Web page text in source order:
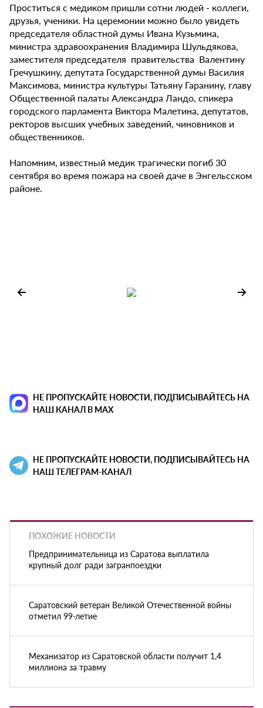
Проститься с медиком пришли сотни людей - коллеги,
друзья, ученики. На церемонии можно было увидеть
председателя областной думы Ивана Кузьмина,
министра здравоохранения Владимира Шульдякова,
заместителя председателя правительства Валентину
Гречушкину, депутата Государственной думы Василия
Максимова, министра культуры Татьяну Гаранину, главу
Общественной палаты Александра Ландо, спикера
городского парламента Виктора Малетина, депутатов,
ректоров высших учебных заведений, чиновников и
общественников.
Напомним, известный медик трагически погиб 30
сентября во время пожара на своей даче в Энгельсском
районе.
НЕ ПРОПУСКАЙТЕ НОВОСТИ, ПОДПИСЫВАЙТЕСЬ НА
НАШ КАНАЛ В MAX
НЕ ПРОПУСКАЙТЕ НОВОСТИ, ПОДПИСЫВАЙТЕСЬ НА
НАШ ТЕЛЕГРАМ-КАНАЛ
ПОХОЖИЕ НОВОСТИ
Предпринимательница из Саратова выплатила
крупный долг ради загранпоездки
Саратовский ветеран Великой Отечественной войны
отметил 99-летие
Механизатор из Саратовской области получит 1,4
миллиона за травму